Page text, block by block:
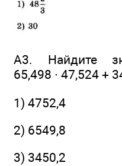
А3. Найдите
65,498 ∙ 47,524 +
1) 4752,4
2) 6549,8
3) 3450,2